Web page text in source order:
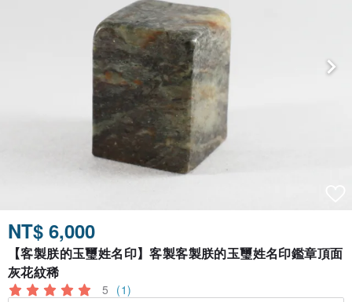
NT$ 6,000
【客製朕的玉璽姓名印】客製客製朕的玉璽姓名印鑑章頂面
灰花紋稀
5 (1)